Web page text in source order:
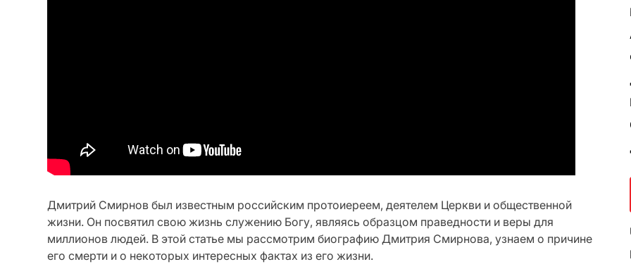
Дмитрий Смирнов был известным российским протоиереем, деятелем Церкви и общественной
жизни. Он посвятил свою жизнь служению Богу, являясь образцом праведности и веры для
миллионов людей. В этой статье мы рассмотрим биографию Дмитрия Смирнова, узнаем о причине
его смерти и о некоторых интересных фактах из его жизни.